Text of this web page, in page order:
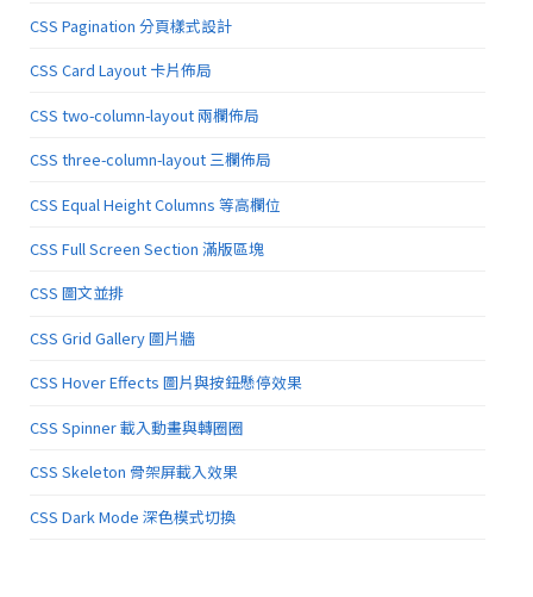
CSS Pagination 分頁樣式設計
CSS Card Layout 卡片佈局
CSS two-column-layout 兩欄佈局
CSS three-column-layout 三欄佈局
CSS Equal Height Columns 等高欄位
CSS Full Screen Section 滿版區塊
CSS 圖文並排
CSS Grid Gallery 圖片牆
CSS Hover Effects 圖片與按鈕懸停效果
CSS Spinner 載入動畫與轉圈圈
CSS Skeleton 骨架屏載入效果
CSS Dark Mode 深色模式切換